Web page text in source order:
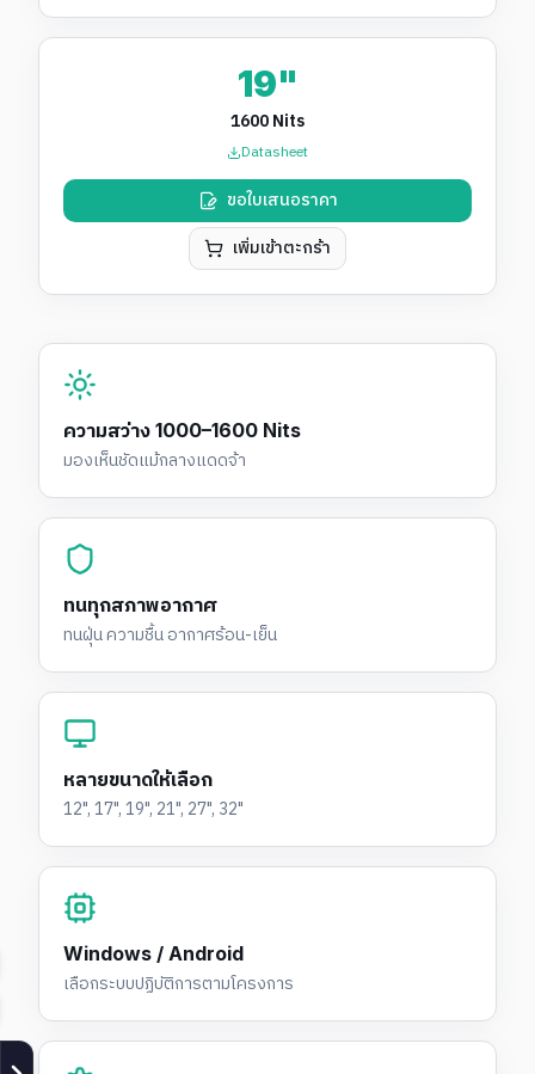
19"
1600 Nits
Datasheet
ขอใบเสนอราคา
เพิ่มเข้าตะกร้า
ความสว่าง 1000–1600 Nits
มองเห็นชัดแม้กลางแดดจ้า
ทนทุกสภาพอากาศ
ทนฝุ่น ความชื้น อากาศร้อน-เย็น
หลายขนาดให้เลือก
12", 17", 19", 21", 27", 32"
Windows / Android
เลือกระบบปฏิบัติการตามโครงการ